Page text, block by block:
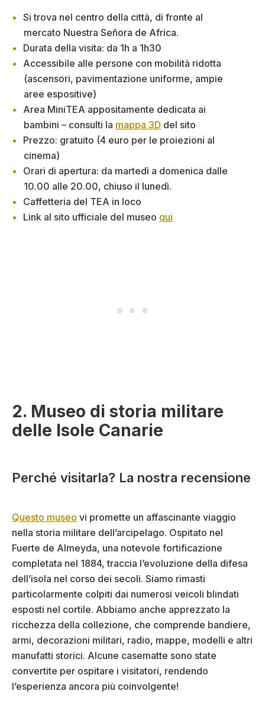
Si trova nel centro della città, di fronte al
mercato Nuestra Señora de Africa.
Durata della visita: da 1h a 1h30
Accessibile alle persone con mobilità ridotta
(ascensori, pavimentazione uniforme, ampie
aree espositive)
Area MiniTEA appositamente dedicata ai
bambini – consulti la mappa 3D del sito
Prezzo: gratuito (4 euro per le proiezioni al
cinema)
Orari di apertura: da martedì a domenica dalle
10.00 alle 20.00, chiuso il lunedì.
Caffetteria del TEA in loco
Link al sito ufficiale del museo qui
2. Museo di storia militare
delle Isole Canarie
Perché visitarla? La nostra recensione
Questo museo vi promette un affascinante viaggio
nella storia militare dell’arcipelago. Ospitato nel
Fuerte de Almeyda, una notevole fortificazione
completata nel 1884, traccia l’evoluzione della difesa
dell’isola nel corso dei secoli. Siamo rimasti
particolarmente colpiti dai numerosi veicoli blindati
esposti nel cortile. Abbiamo anche apprezzato la
ricchezza della collezione, che comprende bandiere,
armi, decorazioni militari, radio, mappe, modelli e altri
manufatti storici. Alcune casematte sono state
convertite per ospitare i visitatori, rendendo
l’esperienza ancora più coinvolgente!